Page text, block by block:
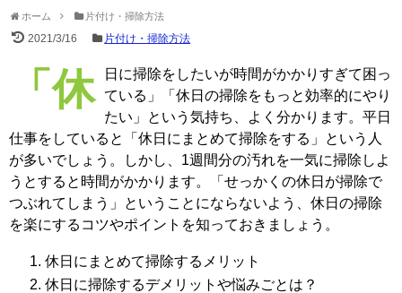
ホーム 片付け・掃除方法
2021/3/16 片付け・掃除方法
「休日に掃除をしたいが時間がかかりすぎて困っ ている」「休日の掃除をもっと効率的にやり
たい」という気持ち、よく分かります。平日
仕事をしていると「休日にまとめて掃除をする」という人
が多いでしょう。しかし、1週間分の汚れを一気に掃除しよ
うとすると時間がかかります。「せっかくの休日が掃除で
つぶれてしまう」ということにならないよう、休日の掃除
を楽にするコツやポイントを知っておきましょう。
休日にまとめて掃除するメリット
休日に掃除するデメリットや悩みごとは？